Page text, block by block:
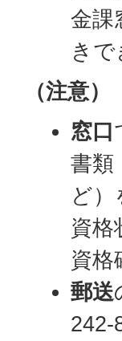
金課
きで
（注意）
窓口
書類
ど
資格
資格
郵送
242-